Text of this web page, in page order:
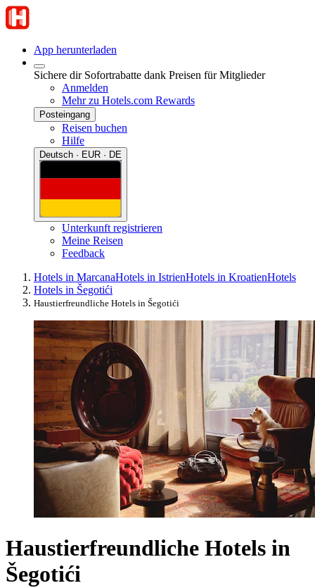
App herunterladen
Sichere dir Sofortrabatte dank Preisen für Mitglieder
Anmelden
Mehr zu Hotels.com Rewards
Posteingang
Reisen buchen
Hilfe
Deutsch · EUR · DE
Unterkunft registrieren
Meine Reisen
Feedback
Hotels in MarcanaHotels in IstrienHotels in KroatienHotels
Hotels in Šegotići
Haustierfreundliche Hotels in Šegotići
Haustierfreundliche Hotels in
Šegotići